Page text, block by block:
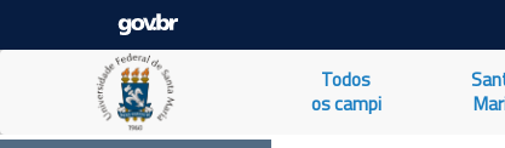
Todos
os campi